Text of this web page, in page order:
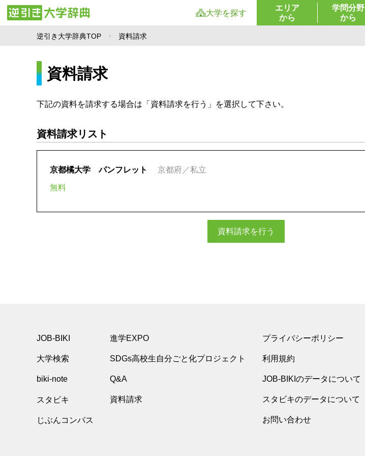
大学を探す
エリア
から
学問分野
から
逆引き大学辞典TOP 資料請求
資料請求
下記の資料を請求する場合は「資料請求を行う」を選択して下さい。
資料請求リスト
京都橘大学 パンフレット 京都府／私立
無料
資料請求を行う
JOB-BIKI
大学検索
biki-note
スタビキ
じぶんコンパス
進学EXPO
SDGs高校生自分ごと化プロジェクト
Q&A
資料請求
プライバシーポリシー
利用規約
JOB-BIKIのデータについて
スタビキのデータについて
お問い合わせ